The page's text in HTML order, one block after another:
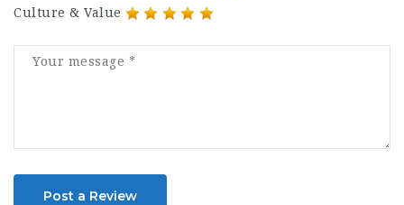
Culture & Value
Post a Review